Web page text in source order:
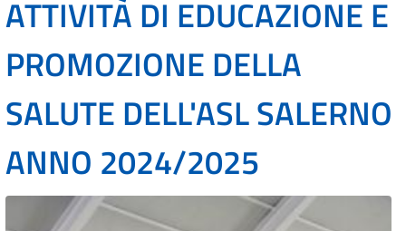
ATTIVITÀ DI EDUCAZIONE E
PROMOZIONE DELLA
SALUTE DELL'ASL SALERNO
ANNO 2024/2025